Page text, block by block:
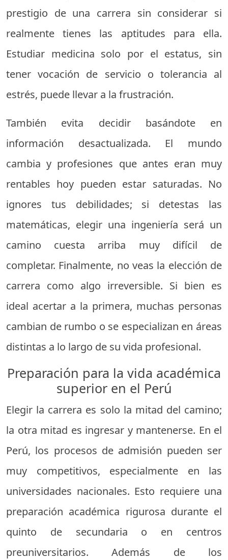
prestigio de una carrera sin considerar si
realmente tienes las aptitudes para ella.
Estudiar medicina solo por el estatus, sin
tener vocación de servicio o tolerancia al
estrés, puede llevar a la frustración.
También evita decidir basándote en
información desactualizada. El mundo
cambia y profesiones que antes eran muy
rentables hoy pueden estar saturadas. No
ignores tus debilidades; si detestas las
matemáticas, elegir una ingeniería será un
camino cuesta arriba muy difícil de
completar. Finalmente, no veas la elección de
carrera como algo irreversible. Si bien es
ideal acertar a la primera, muchas personas
cambian de rumbo o se especializan en áreas
distintas a lo largo de su vida profesional.
Preparación para la vida académica
superior en el Perú
Elegir la carrera es solo la mitad del camino;
la otra mitad es ingresar y mantenerse. En el
Perú, los procesos de admisión pueden ser
muy competitivos, especialmente en las
universidades nacionales. Esto requiere una
preparación académica rigurosa durante el
quinto de secundaria o en centros
preuniversitarios. Además de los